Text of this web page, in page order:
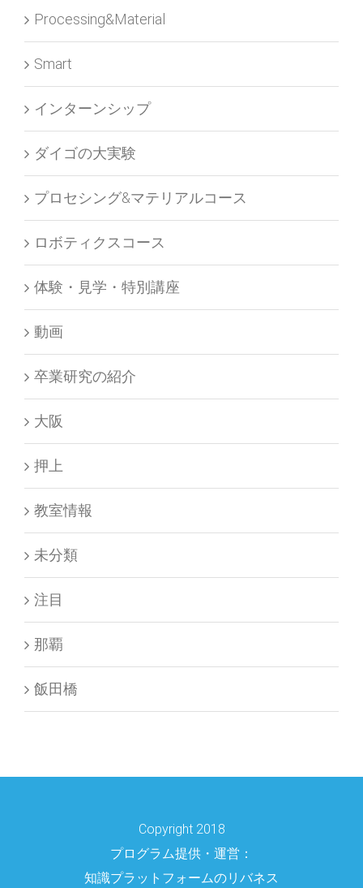
Processing&Material
Smart
インターンシップ
ダイゴの大実験
プロセシング&マテリアルコース
ロボティクスコース
体験・見学・特別講座
動画
卒業研究の紹介
大阪
押上
教室情報
未分類
注目
那覇
飯田橋
Copyright 2018
プログラム提供・運営：
知識プラットフォームのリバネス